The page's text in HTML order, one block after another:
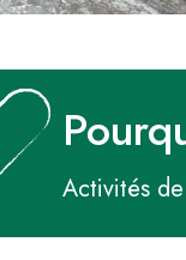
Activités